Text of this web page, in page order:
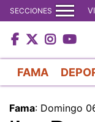
SECCIONES
FAMA
Fama: Domingo